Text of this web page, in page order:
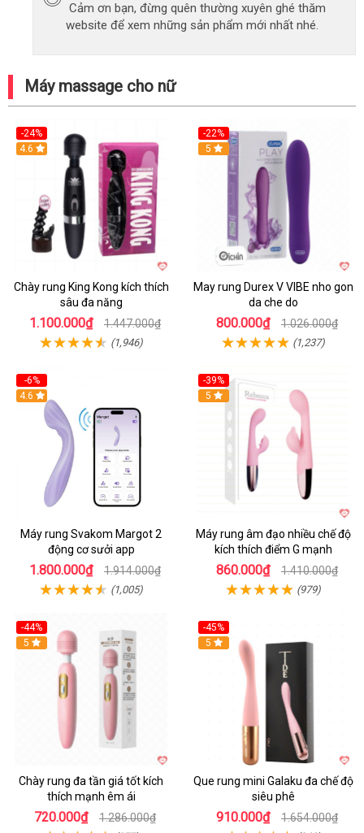
Cảm ơn bạn, đừng quên thường xuyên ghé thăm
website để xem những sản phẩm mới nhất nhé.
Máy massage cho nữ
-24%
4.6
Chày rung King Kong kích thích
sâu đa năng
1.100.000₫ 1.447.000₫
(1,946)
-22%
Hot
5
May rung Durex V VIBE nho gon
da che do
800.000₫ 1.026.000₫
(1,237)
-6%
4.6
Máy rung Svakom Margot 2
động cơ sưởi app
1.800.000₫ 1.914.000₫
(1,005)
-39%
Hot
5
Máy rung âm đạo nhiều chế độ
kích thích điểm G mạnh
860.000₫ 1.410.000₫
(979)
-44%
Hot
5
Chày rung đa tần giá tốt kích
thích mạnh êm ái
720.000₫ 1.286.000₫
-45%
Hot
5
Que rung mini Galaku đa chế độ
siêu phê
910.000₫ 1.654.000₫